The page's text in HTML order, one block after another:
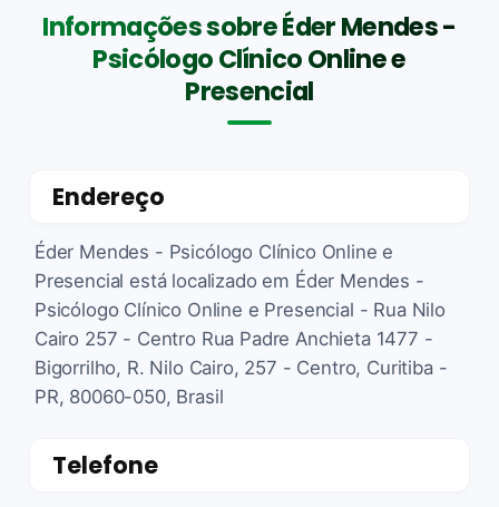
Informações sobre Éder Mendes -
Psicólogo Clínico Online e
Presencial
Endereço
Éder Mendes - Psicólogo Clínico Online e
Presencial está localizado em Éder Mendes -
Psicólogo Clínico Online e Presencial - Rua Nilo
Cairo 257 - Centro Rua Padre Anchieta 1477 -
Bigorrilho, R. Nilo Cairo, 257 - Centro, Curitiba -
PR, 80060-050, Brasil
Telefone